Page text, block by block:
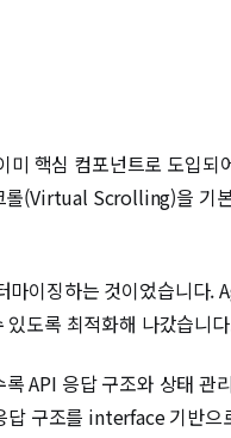
핵심 컴포넌트로 도입
(Virtual Scrolling)을 기
이징하는 것이었습니다
도록 최적화해 나갔습니
API 응답 구조와 상태 관
구조를 interface 기반으